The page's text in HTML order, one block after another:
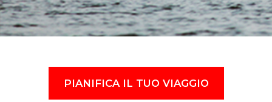
PIANIFICA IL TUO VIAGGIO